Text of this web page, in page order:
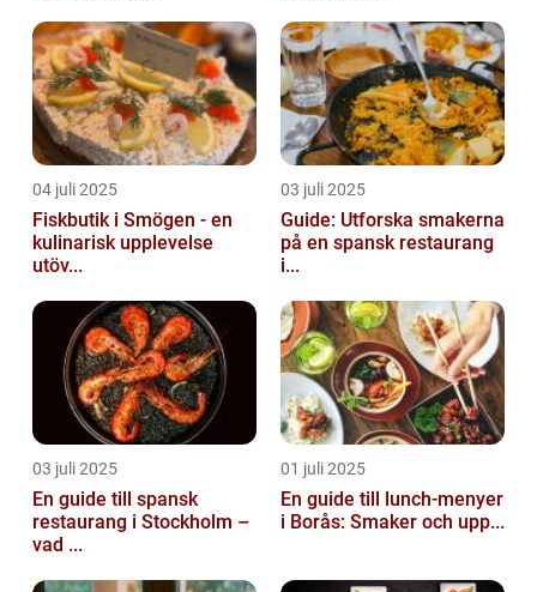
04 juli 2025
Fiskbutik i Smögen - en
kulinarisk upplevelse
utöv...
03 juli 2025
Guide: Utforska smakerna
på en spansk restaurang
i...
03 juli 2025
En guide till spansk
restaurang i Stockholm –
vad ...
01 juli 2025
En guide till lunch-menyer
i Borås: Smaker och upp...